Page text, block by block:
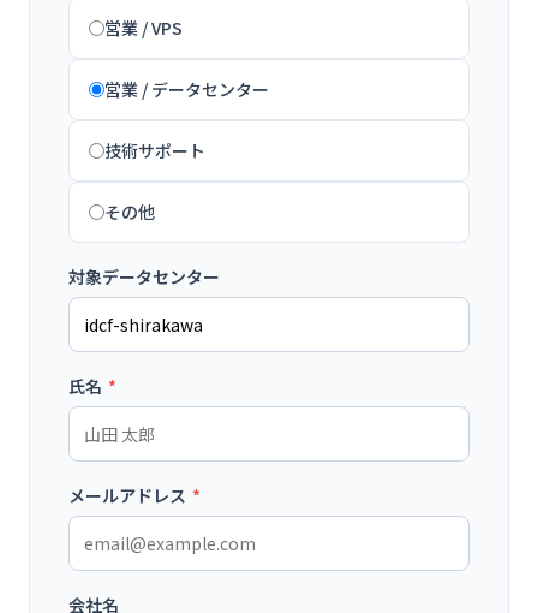
営業 / VPS
営業 / データセンター
技術サポート
その他
対象データセンター
氏名 *
メールアドレス *
会社名